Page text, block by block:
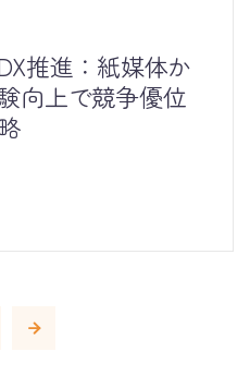
推進：紙媒体か
向上で競争優位